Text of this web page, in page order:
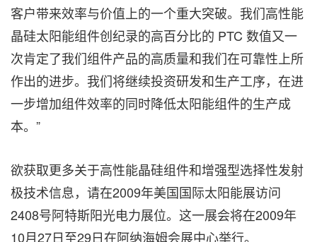
客户带来效率与价值上的一个重大突破。我们高性能
晶硅太阳能组件创纪录的高百分比的 PTC 数值又一
次肯定了我们组件产品的高质量和我们在可靠性上所
作出的进步。我们将继续投资研发和生产工序，在进
一步增加组件效率的同时降低太阳能组件的生产成
本。”
欲获取更多关于高性能晶硅组件和增强型选择性发射
极技术信息，请在2009年美国国际太阳能展访问
2408号阿特斯阳光电力展位。这一展会将在2009年
10月27日至29日在阿纳海姆会展中心举行。